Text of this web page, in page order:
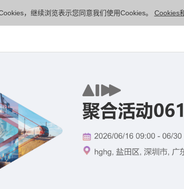
，继续浏览表示您同意我们使用Cookies。 Cookies